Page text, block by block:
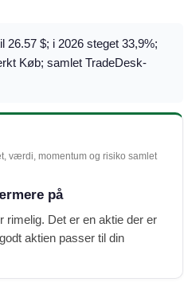
26.57 $; i 2026 steget 33,9%;
Køb; samlet TradeDesk-
værdi, momentum og risiko samlet
på
rimelig. Det er en aktie der er
aktien passer til din